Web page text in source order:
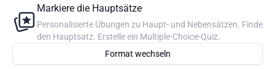
Markiere die Hauptsätze
Personalisierte Übungen zu Haupt- und Nebensätzen. Finde
den Hauptsatz. Erstelle ein Multiple-Choice-Quiz.
Format wechseln